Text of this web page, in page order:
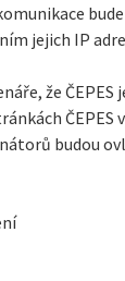
jejich IP
že
budou